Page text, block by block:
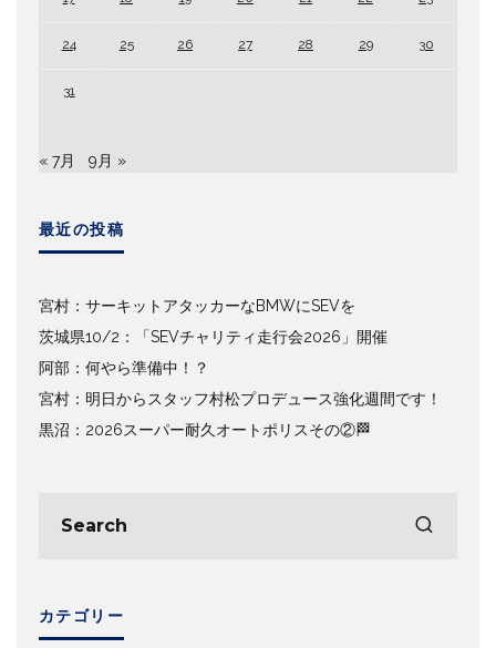
24 25 26 27 28 29 30
31
« 7月 9月 »
最近の投稿
宮村：サーキットアタッカーなBMWにSEVを
茨城県10/2：「SEVチャリティ走行会2026」開催
阿部：何やら準備中！？
宮村：明日からスタッフ村松プロデュース強化週間です！
黒沼：2026スーパー耐久オートポリスその②🏁
カテゴリー